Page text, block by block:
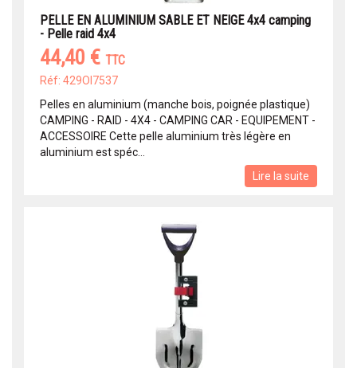
PELLE EN ALUMINIUM SABLE ET NEIGE 4x4 camping
- Pelle raid 4x4
44,40 € TTC
Réf: 429OI7537
Pelles en aluminium (manche bois, poignée plastique)
CAMPING - RAID - 4X4 - CAMPING CAR - EQUIPEMENT -
ACCESSOIRE Cette pelle aluminium très légère en
aluminium est spéc...
Lire la suite